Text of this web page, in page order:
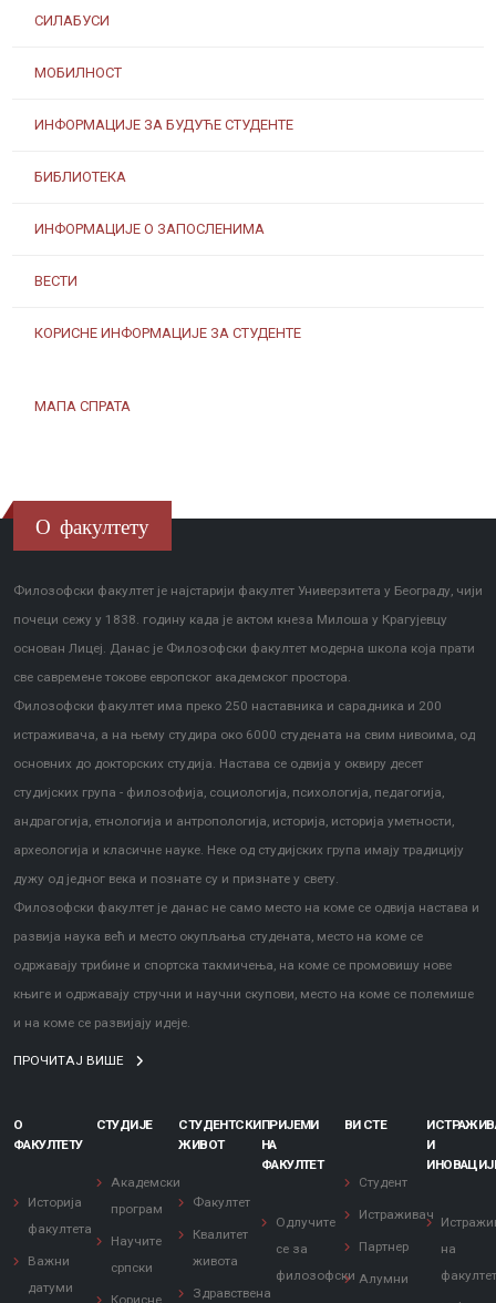
СИЛАБУСИ
МОБИЛНОСТ
ИНФОРМАЦИЈЕ ЗА БУДУЋЕ СТУДЕНТЕ
БИБЛИОТЕКА
ИНФОРМАЦИЈЕ О ЗАПОСЛЕНИМА
ВЕСТИ
КОРИСНЕ ИНФОРМАЦИЈЕ ЗА СТУДЕНТЕ
МАПА СПРАТА
О факултету
Филозофски факултет је најстарији факултет Универзитета у Београду, чији
почеци сежу у 1838. годину када је актом кнеза Милоша у Крагујевцу
основан Лицеј. Данас је Филозофски факултет модерна школа која прати
све савремене токове европског академског простора.
Филозофски факултет има преко 250 наставника и сарадника и 200
истраживача, а на њему студира око 6000 студената на свим нивоима, од
основних до докторских студија. Настава се одвија у оквиру десет
студијских група - филозофија, социологија, психологија, педагогија,
андрагогија, етнологија и антропологија, историја, историја уметности,
археологија и класичне науке. Неке од студијских група имају традицију
дужу од једног века и познате су и признате у свету.
Филозофски факултет је данас не само место на коме се одвија настава и
развија наука већ и место окупљања студената, место на коме се
одржавају трибине и спортска такмичења, на коме се промовишу нове
књиге и одржавају стручни и научни скупови, место на коме се полемише
и на коме се развијају идеје.
ПРОЧИТАЈ ВИШЕ
О
ФАКУЛТЕТУ
Историја
факултета
Важни
датуми
СТУДИЈЕ
Академски
програм
Научите
српски
Корисне
СТУДЕНТСКИ
ЖИВОТ
Факултет
Квалитет
живота
Здравствена
ПРИЈЕМИ
НА
ФАКУЛТЕТ
Одлучите
се за
филозофски
ВИ СТЕ
Студент
Истраживач
Партнер
Алумни
И
на